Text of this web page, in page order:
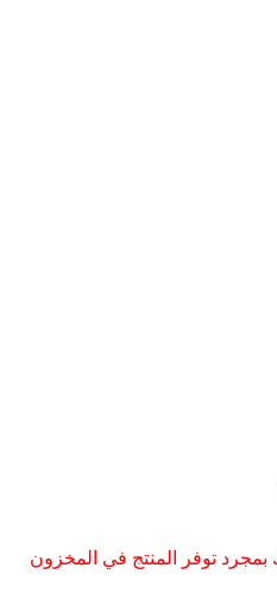
بمجرد توفر المنتج في المخزون